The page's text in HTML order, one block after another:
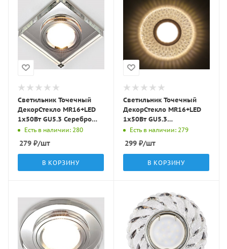
Светильник Точечный
ДекорСтекло MR16+LED
1х50Вт GU5.3 Серебро
90х90х20мм IP20 D0001L
Есть в наличии: 280
279 ₽/шт
В КОРЗИНУ
Светильник Точечный
ДекорСтекло MR16+LED
1х50Вт GU5.3
Прозрачный D115х25мм
IP20 K1649 LBT
Есть в наличии: 279
299 ₽/шт
В КОРЗИНУ